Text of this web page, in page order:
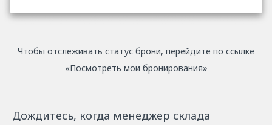
Чтобы отслеживать статус брони, перейдите по ссылке
«Посмотреть мои бронирования»
Дождитесь, когда менеджер склада